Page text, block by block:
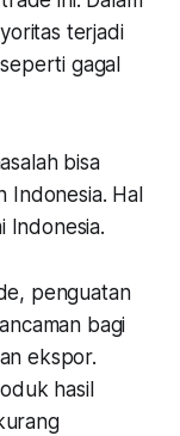
terjadi
gagal
bisa
Indonesia. Hal
Indonesia.
penguatan
bagi
ekspor.
hasil